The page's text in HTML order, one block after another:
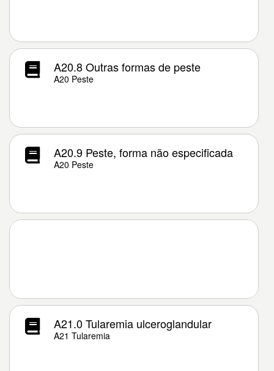
A20.8 Outras formas de peste
A20 Peste
A20.9 Peste, forma não especificada
A20 Peste
A21.0 Tularemia ulceroglandular
A21 Tularemia